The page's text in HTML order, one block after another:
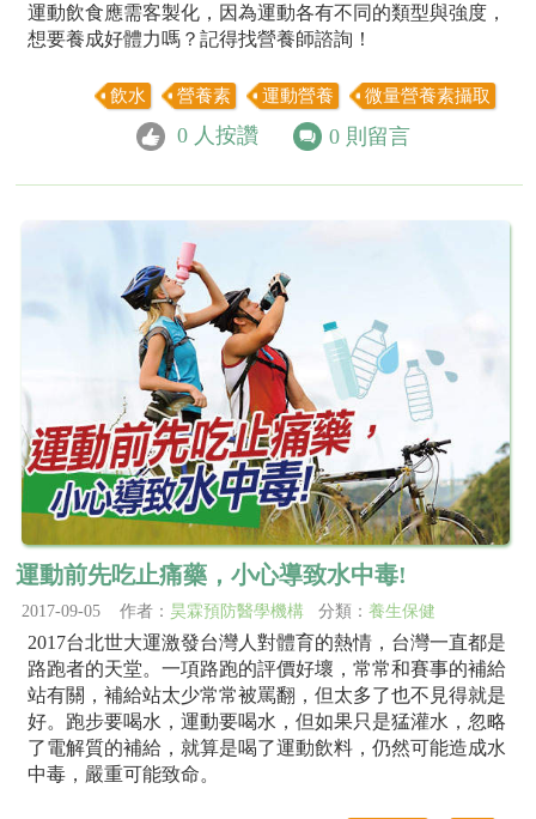
運動飲食應需客製化，因為運動各有不同的類型與強度，
想要養成好體力嗎？記得找營養師諮詢！
飲水 營養素 運動營養 微量營養素攝取
0 人按讚 0 則留言
運動前先吃止痛藥，小心導致水中毒!
2017-09-05 作者： 昊霖預防醫學機構 分類： 養生保健
2017台北世大運激發台灣人對體育的熱情，台灣一直都是
路跑者的天堂。一項路跑的評價好壞，常常和賽事的補給
站有關，補給站太少常常被罵翻，但太多了也不見得就是
好。跑步要喝水，運動要喝水，但如果只是猛灌水，忽略
了電解質的補給，就算是喝了運動飲料，仍然可能造成水
中毒，嚴重可能致命。